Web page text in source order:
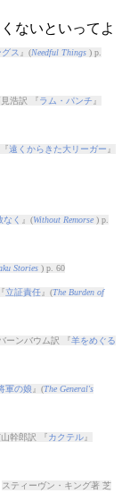
ないといってよ
ス 』(Needful Things) p.
浩訳 『ラム・パンチ 』
遠くからきた大リーガー 』
なく 』(Without Remorse) p.
Stories) p. 60
立証責任』(The Burden of
ーンバウム訳 『羊をめぐる
軍の娘 』(The General's
幹郎訳 『カクテル』
スティーヴン・キング著 芝